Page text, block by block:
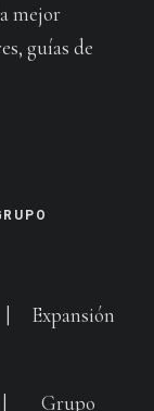
mejor
guías de
Expansión
Grupo